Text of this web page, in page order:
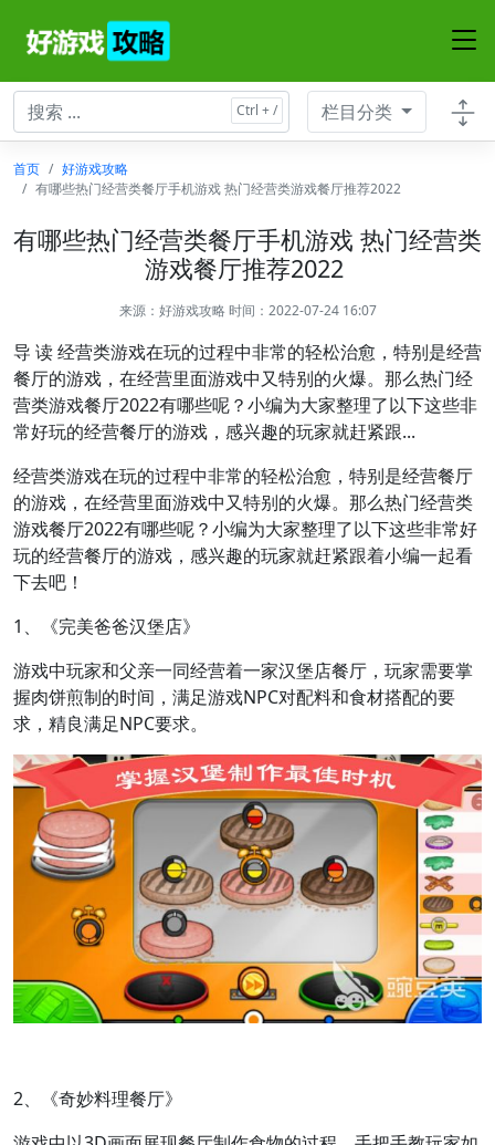
栏目分类
首页
好游戏攻略
有哪些热门经营类餐厅手机游戏 热门经营类游戏餐厅推荐2022
有哪些热门经营类餐厅手机游戏 热门经营类
游戏餐厅推荐2022
来源： 好游戏攻略时间：2022-07-24 16:07
导 读 经营类游戏在玩的过程中非常的轻松治愈，特别是经营
餐厅的游戏，在经营里面游戏中又特别的火爆。那么热门经
营类游戏餐厅2022有哪些呢？小编为大家整理了以下这些非
常好玩的经营餐厅的游戏，感兴趣的玩家就赶紧跟...
经营类游戏在玩的过程中非常的轻松治愈，特别是经营餐厅
的游戏，在经营里面游戏中又特别的火爆。那么热门经营类
游戏餐厅2022有哪些呢？小编为大家整理了以下这些非常好
玩的经营餐厅的游戏，感兴趣的玩家就赶紧跟着小编一起看
下去吧！
1、《完美爸爸汉堡店》
游戏中玩家和父亲一同经营着一家汉堡店餐厅，玩家需要掌
握肉饼煎制的时间，满足游戏NPC对配料和食材搭配的要
求，精良满足NPC要求。
2、《奇妙料理餐厅》